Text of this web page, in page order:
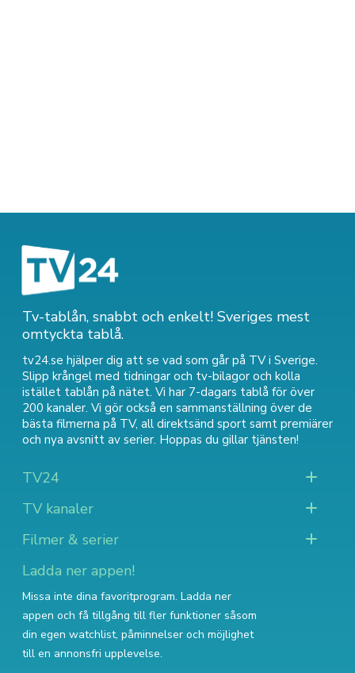
Tv-tablån, snabbt och enkelt! Sveriges mest
omtyckta tablå.
tv24.se hjälper dig att se vad som går på TV i Sverige.
Slipp krångel med tidningar och tv-bilagor och kolla
istället tablån på nätet. Vi har 7-dagars tablå för över
200 kanaler. Vi gör också en sammanställning över de
bästa filmerna på TV, all direktsänd sport samt premiärer
och nya avsnitt av serier. Hoppas du gillar tjänsten!
TV24
TV kanaler
Filmer & serier
Ladda ner appen!
Missa inte dina favoritprogram. Ladda ner
appen och få tillgång till fler funktioner såsom
din egen watchlist, påminnelser och möjlighet
till en annonsfri upplevelse.